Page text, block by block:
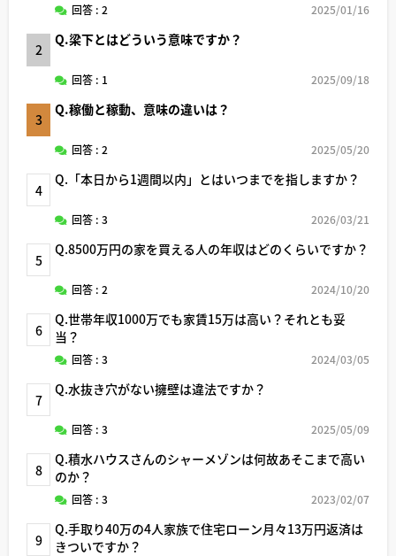
回答 : 2 2025/01/16
2
Q.梁下とはどういう意味ですか？
回答 : 1 2025/09/18
3
Q.稼働と稼動、意味の違いは？
回答 : 2 2025/05/20
4
Q.「本日から1週間以内」とはいつまでを指しますか？
回答 : 3 2026/03/21
5
Q.8500万円の家を買える人の年収はどのくらいですか？
回答 : 2 2024/10/20
6
Q.世帯年収1000万でも家賃15万は高い？それとも妥
当？
回答 : 3 2024/03/05
7
Q.水抜き穴がない擁壁は違法ですか？
回答 : 3 2025/05/09
8
Q.積水ハウスさんのシャーメゾンは何故あそこまで高い
のか？
回答 : 3 2023/02/07
9
Q.手取り40万の4人家族で住宅ローン月々13万円返済は
きついですか？